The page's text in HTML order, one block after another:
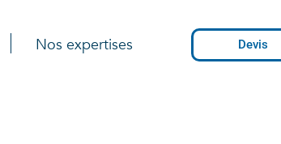
Nos expertises Devis